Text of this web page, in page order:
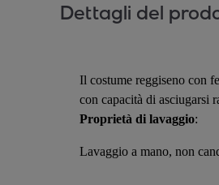
Dettagli del
Il costume reggiseno con
con capacità di asciugarsi
Proprietà di lavaggio:
Lavaggio a mano, non